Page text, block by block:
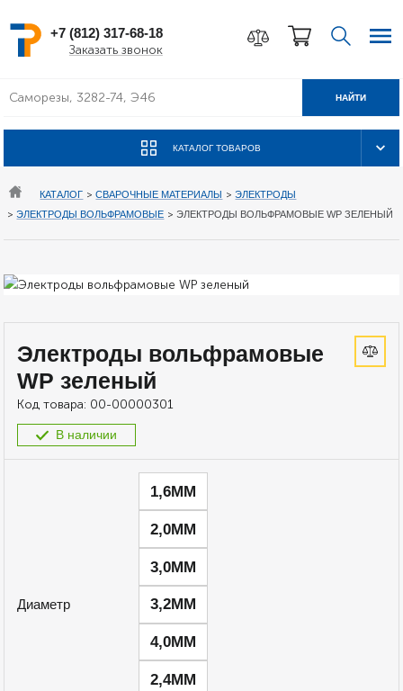
+7 (812) 317-68-18
Заказать звонок
КАТАЛОГ ТОВАРОВ
НАЙТИ
КАТАЛОГ >СВАРОЧНЫЕ МАТЕРИАЛЫ >ЭЛЕКТРОДЫ
>ЭЛЕКТРОДЫ ВОЛЬФРАМОВЫЕ >ЭЛЕКТРОДЫ ВОЛЬФРАМОВЫЕ WP ЗЕЛЕНЫЙ
Электроды вольфрамовые
WP зеленый
Код товара: 00-00000301
В наличии
Диаметр
1,6ММ
2,0ММ
3,0ММ
3,2ММ
4,0ММ
2,4ММ